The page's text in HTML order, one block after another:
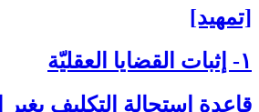
[تمهيد]
۱- إثبات القضايا العقليّة
قاعدة استحالة التكليف بغير